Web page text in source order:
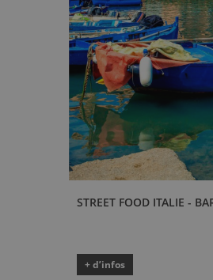
STREET FOOD ITALIE -
+ d’infos